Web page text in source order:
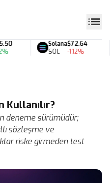
Solana
SOL
$72.64
-1.12%
Kullanılır?
deneme sürümüdür;
sözleşme ve
riske girmeden test